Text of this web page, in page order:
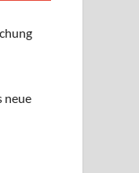
neue